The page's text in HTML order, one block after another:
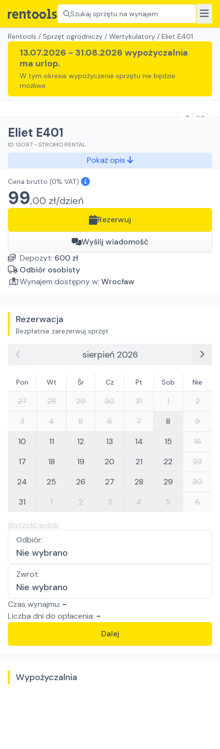
Szukaj sprzętu na wynajem
Rentools / Sprzęt ogrodniczy / Wertykulatory / Eliet E401
13.07.2026 - 31.08.2026 wypożyczalnia
ma urlop.
W tym okresie wypożyczenie sprzętu nie będzie
możliwe.
Eliet E401
ID:13097 -STROMO RENTAL
Pokaż opis
Cena brutto (0% VAT)
99,00 zł/dzień
Rezerwuj
Wyślij wiadomość
Depozyt: 600 zł
Odbiór osobisty
Wynajem dostępny w: Wrocław
Rezerwacja
Bezpłatnie zarezerwuj sprzęt
sierpień 2026
Pon Wt Śr Cz Pt Sob Nie
27 28 29 30 31 1
2
3
4 5 6 7 8
9
10
11 12 13 14 15
16
17
18 19 20 21 22
23
24
25 26 27 28 29
30
31
1 2 3 4 5 6
Wyczyść wybór
Odbiór:
Nie wybrano
Zwrot:
Nie wybrano
Czas wynajmu: -
Liczba dni do opłacenia: -
Dalej
Wypożyczalnia